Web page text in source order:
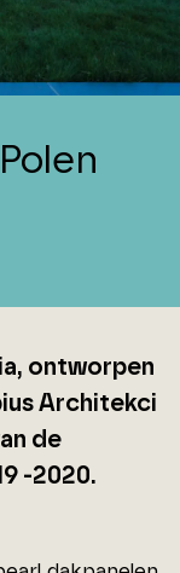
ontworpen
Architekci
de
-2020.